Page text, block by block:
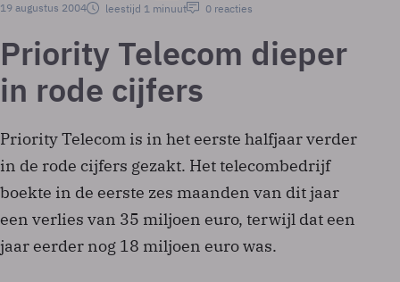
19 augustus 2004
leestijd 1 minuut 0 reacties
Priority Telecom dieper
in rode cijfers
Priority Telecom is in het eerste halfjaar verder
in de rode cijfers gezakt. Het telecombedrijf
boekte in de eerste zes maanden van dit jaar
een verlies van 35 miljoen euro, terwijl dat een
jaar eerder nog 18 miljoen euro was.